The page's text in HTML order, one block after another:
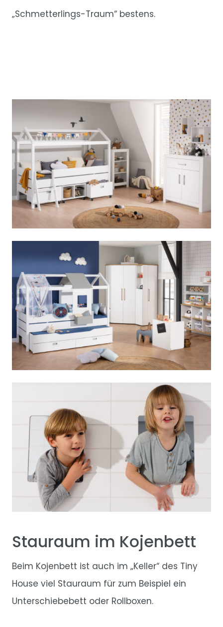
„Schmetterlings-Traum“ bestens.
Stauraum im Kojenbett
Beim Kojenbett ist auch im „Keller“ des Tiny
House viel Stauraum für zum Beispiel ein
Unterschiebebett oder Rollboxen.